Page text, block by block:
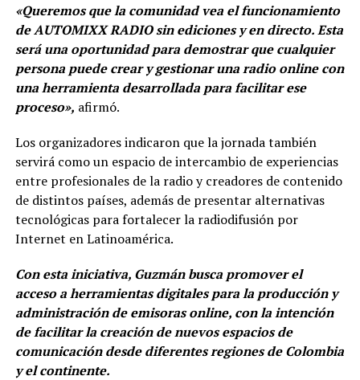
«Queremos que la comunidad vea el funcionamiento
de AUTOMIXX RADIO sin ediciones y en directo. Esta
será una oportunidad para demostrar que cualquier
persona puede crear y gestionar una radio online con
una herramienta desarrollada para facilitar ese
proceso», afirmó.
Los organizadores indicaron que la jornada también
servirá como un espacio de intercambio de experiencias
entre profesionales de la radio y creadores de contenido
de distintos países, además de presentar alternativas
tecnológicas para fortalecer la radiodifusión por
Internet en Latinoamérica.
Con esta iniciativa, Guzmán busca promover el
acceso a herramientas digitales para la producción y
administración de emisoras online, con la intención
de facilitar la creación de nuevos espacios de
comunicación desde diferentes regiones de Colombia
y el continente.